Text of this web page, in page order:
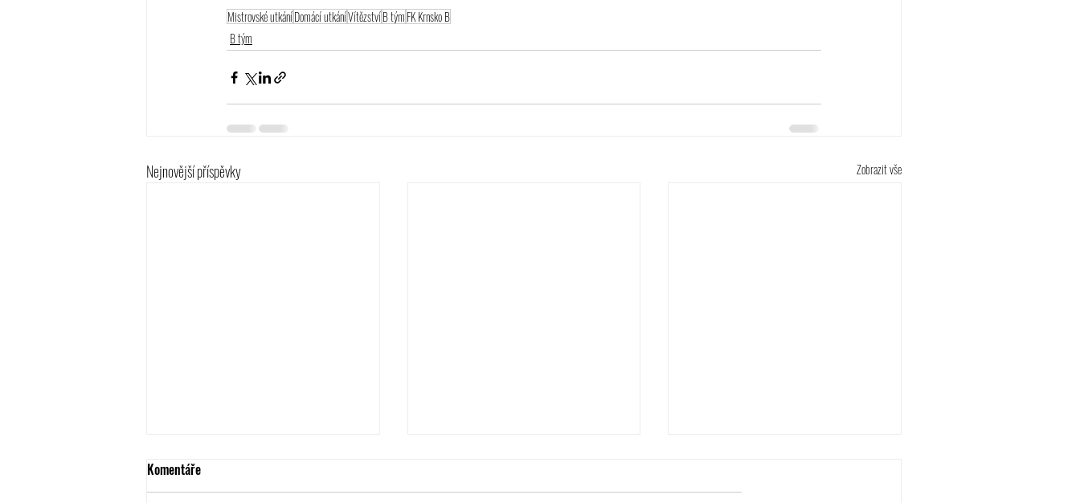
Mistrovské utkáníDomácí utkáníVítězstvíB týmFK Krnsko B
B tým
Nejnovější příspěvky Zobrazit vše
Komentáře